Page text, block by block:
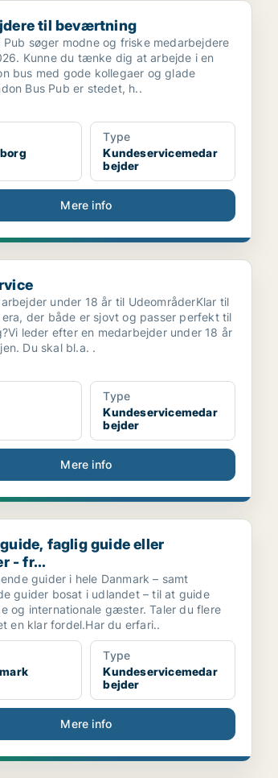
til beværtning
til beværtning
Pub søger modne og friske medarbejdere
Kunne du tænke dig at arbejde i en
bus med gode kollegaer og glade
Bus Pub er stedet, h..
Type
Kundeservicemedar
bejder
Mere info
under 18 år til UdeområderKlar til
der både er sjovt og passer perfekt til
leder efter en medarbejder under 18 år
Du skal bl.a. .
Type
Kundeservicemedar
bejder
Mere info
faglig guide eller turistfører - fr...
faglig guide eller
- fr...
guider i hele Danmark – samt
guider bosat i udlandet – til at guide
og internationale gæster. Taler du flere
en klar fordel.Har du erfari..
Type
Kundeservicemedar
bejder
Mere info